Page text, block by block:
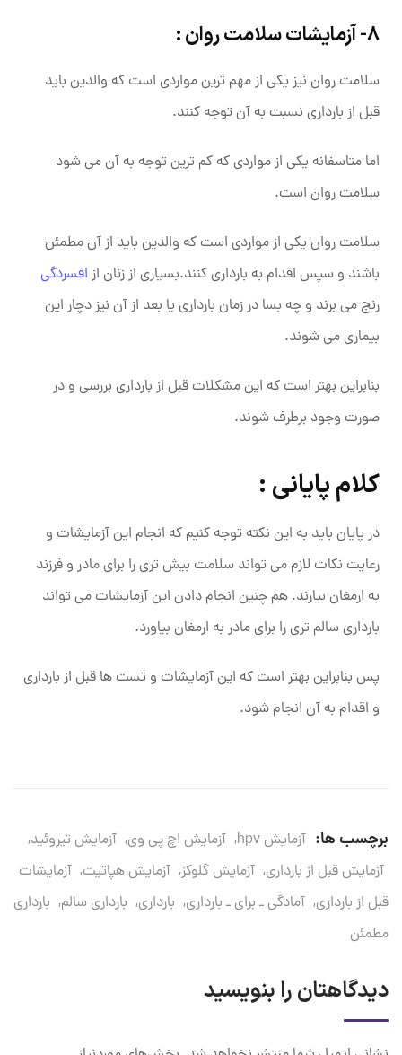
8- آزمایشات سلامت روان :
سلامت روان نیز یکی از مهم ترین مواردی است که والدین باید
قبل از بارداری نسبت به آن توجه کنند.
اما متاسفانه یکی از مواردی که کم ترین توجه به آن می شود
سلامت روان است.
سلامت روان یکی از مواردی است که والدین باید از آن مطمئن
باشند و سپس اقدام به بارداری کنند.بسیاری از زنان از افسردگی
رنج می‌ برند و چه بسا در زمان بارداری یا بعد از آن نیز دچار این
بیماری می ‌شوند.
بنابراین بهتر است که این مشکلات قبل از بارداری بررسی و در
صورت وجود برطرف شوند.
کلام پایانی :
در پایان باید به این نکته توجه کنیم که انجام این آزمایشات و
رعایت نکات لازم می تواند سلامت بیش تری را برای مادر و فرزند
به ارمغان بیارند. هم چنین انجام دادن این آزمایشات می تواند
بارداری سالم تری را برای مادر به ارمغان بیاورد.
پس بنابراین بهتر است که این آزمایشات و تست ها قبل از بارداری
و اقدام به آن انجام شود.
برچسب ها: آزمایش hpv , آزمایش اچ پی وی, آزمایش تیروئید,
آزمایش قبل از بارداری, آزمایش گلوکز, آزمایش هپاتیت, آزمایشات
قبل از بارداری, آمادگی ـ برای ـ بارداری, بارداری, بارداری سالم, بارداری
مطمئن
دیدگاهتان را بنویسید